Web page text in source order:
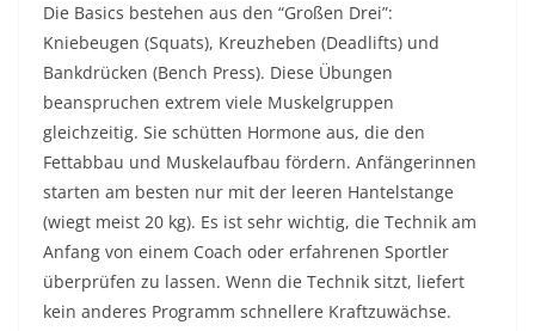
Die Basics bestehen aus den “Großen Drei”:
Kniebeugen (Squats), Kreuzheben (Deadlifts) und
Bankdrücken (Bench Press). Diese Übungen
beanspruchen extrem viele Muskelgruppen
gleichzeitig. Sie schütten Hormone aus, die den
Fettabbau und Muskelaufbau fördern. Anfängerinnen
starten am besten nur mit der leeren Hantelstange
(wiegt meist 20 kg). Es ist sehr wichtig, die Technik am
Anfang von einem Coach oder erfahrenen Sportler
überprüfen zu lassen. Wenn die Technik sitzt, liefert
kein anderes Programm schnellere Kraftzuwächse.